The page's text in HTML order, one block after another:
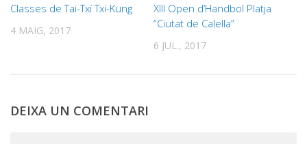
Classes de Tai-Txí Txi-Kung
4 MAIG, 2017
XIII Open d’Handbol Platja
“Ciutat de Calella”
6 JUL., 2017
DEIXA UN COMENTARI